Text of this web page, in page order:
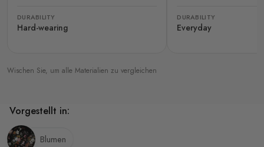
DURABILITY
Hard-wearing
DURABILITY
Everyday
Wischen Sie, um alle Materialien zu vergleichen
Vorgestellt in:
Blumen